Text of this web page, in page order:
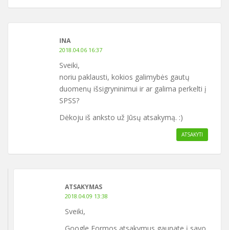
INA
2018.04.06 16:37
Sveiki,
noriu paklausti, kokios galimybės gautų
duomenų išsigryninimui ir ar galima perkelti į
SPSS?
Dėkoju iš anksto už Jūsų atsakymą. :)
ATSAKYTI
ATSAKYMAS
2018.04.09 13:38
Sveiki,